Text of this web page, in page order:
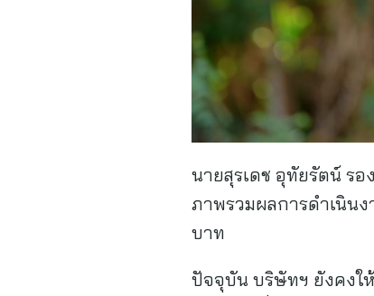
นายสุรเดช อุทัยรัตน์ รอ
ภาพรวมผลการดำเนิน
บาท
ปัจจุบัน บริษัทฯ ยังคงใ